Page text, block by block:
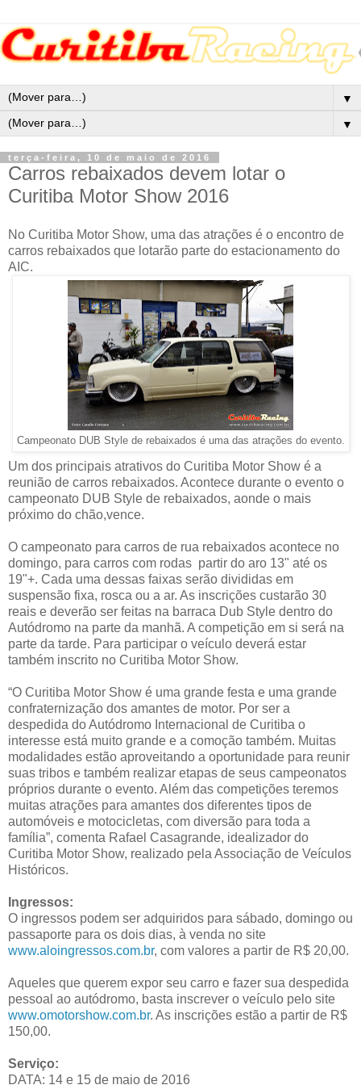
▼
▼
terça-feira, 10 de maio de 2016
Carros rebaixados devem lotar o
Curitiba Motor Show 2016
No Curitiba Motor Show, uma das atrações é o encontro de
carros rebaixados que lotarão parte do estacionamento do
AIC.
Campeonato DUB Style de rebaixados é uma das atrações do evento.
Um dos principais atrativos do Curitiba Motor Show é a
reunião de carros rebaixados. Acontece durante o evento o
campeonato DUB Style de rebaixados, aonde o mais
próximo do chão,vence.
O campeonato para carros de rua rebaixados acontece no
domingo, para carros com rodas partir do aro 13" até os
19"+. Cada uma dessas faixas serão divididas em
suspensão fixa, rosca ou a ar. As inscrições custarão 30
reais e deverão ser feitas na barraca Dub Style dentro do
Autódromo na parte da manhã. A competição em si será na
parte da tarde. Para participar o veículo deverá estar
também inscrito no Curitiba Motor Show.
“O Curitiba Motor Show é uma grande festa e uma grande
confraternização dos amantes de motor. Por ser a
despedida do Autódromo Internacional de Curitiba o
interesse está muito grande e a comoção também. Muitas
modalidades estão aproveitando a oportunidade para reunir
suas tribos e também realizar etapas de seus campeonatos
próprios durante o evento. Além das competições teremos
muitas atrações para amantes dos diferentes tipos de
automóveis e motocicletas, com diversão para toda a
família”, comenta Rafael Casagrande, idealizador do
Curitiba Motor Show, realizado pela Associação de Veículos
Históricos.
Ingressos:
O ingressos podem ser adquiridos para sábado, domingo ou
passaporte para os dois dias, à venda no site
www.aloingressos.com.br, com valores a partir de R$ 20,00.
Aqueles que querem expor seu carro e fazer sua despedida
pessoal ao autódromo, basta inscrever o veículo pelo site
www.omotorshow.com.br. As inscrições estão a partir de R$
150,00.
Serviço:
DATA: 14 e 15 de maio de 2016